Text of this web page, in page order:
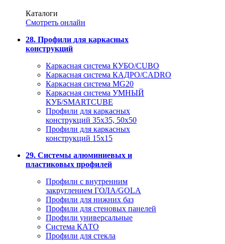
Каталоги
Смотреть онлайн
28. Профили для каркасных
конструкций
Каркасная система КУБО/CUBO
Каркасная система КАДРО/CADRO
Каркасная система MG20
Каркасная система УМНЫЙ
КУБ/SMARTCUBE
Профили для каркасных
конструкций 35x35, 50x50
Профили для каркасных
конструкций 15х15
29. Системы алюминиевых и
пластиковых профилей
Профили с внутренним
закруглением ГОЛА/GOLA
Профили для нижних баз
Профили для стеновых панелей
Профили универсальные
Система КАТО
Профили для стекла